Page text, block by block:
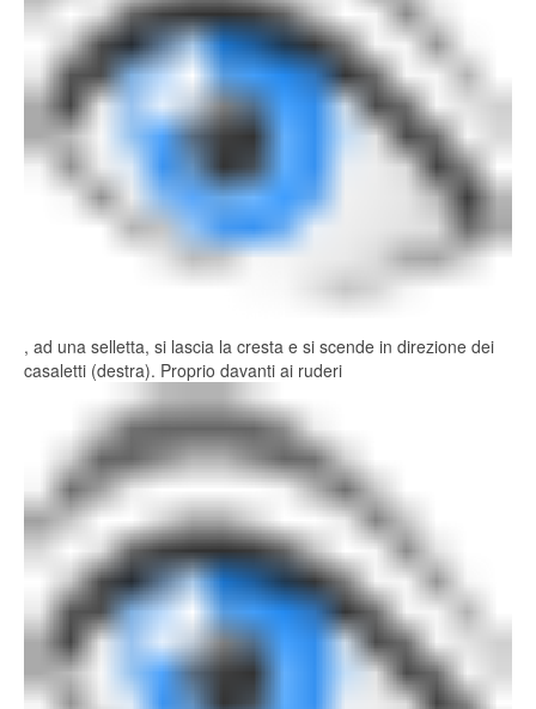
, ad una selletta, si lascia la cresta e si scende in direzione dei
casaletti (destra). Proprio davanti ai ruderi